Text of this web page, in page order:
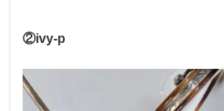
②ivy-p